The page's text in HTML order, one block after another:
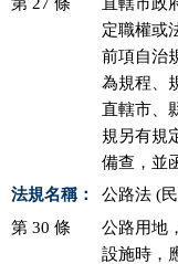
定職權或
前項自治
為規程、
直轄市、
規另有規
備查，並
法規名稱：
公路法 (
第 30 條
公路用地
設施